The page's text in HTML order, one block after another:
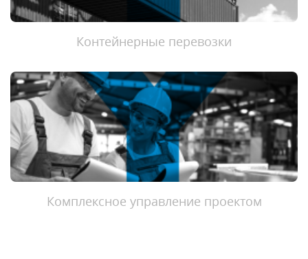
Контейнерные перевозки
Комплексное управление проектом